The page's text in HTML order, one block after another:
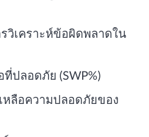
วิเคราะห์ข้อผิดพลาดใน
ปลอดภัย (SWP%)
หลือความปลอดภัยของ